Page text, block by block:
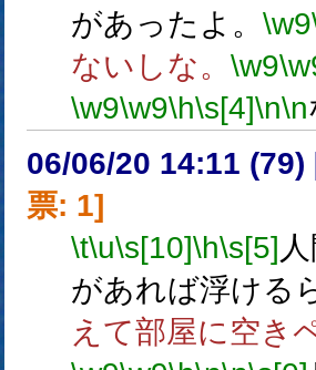
があったよ。 \w9
ないしな。 \w9
\w9\w9\h\s[4]\n\n
06/06/20 14:11 (79)
票: 1]
\t\u\s[10]\h\s[5]
があれば浮ける
えて部屋に空き